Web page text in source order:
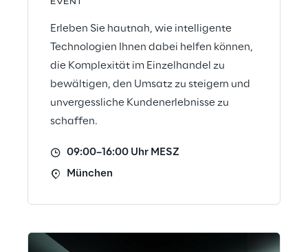
EVENT
Erleben Sie hautnah, wie intelligente
Technologien Ihnen dabei helfen können,
die Komplexität im Einzelhandel zu
bewältigen, den Umsatz zu steigern und
unvergessliche Kundenerlebnisse zu
schaffen.
09:00–16:00 Uhr MESZ
München